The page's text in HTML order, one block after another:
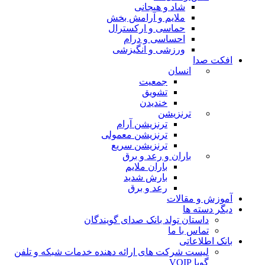
شاد و هیجانی
ملایم و آرامش بخش
حماسی و ارکسترال
احساسی و درام
ورزشی و انگیزشی
ترنزیشن
ترنزیشن آرام
ترنزیشن معمولی
ترنزیشن سریع
باران و رعد و برق
بارش شدید
و مقالات
ها
داستان تولد بانک صدای گویندگان
لیست شرکت های ارائه دهنده خدمات شبکه و تلفن